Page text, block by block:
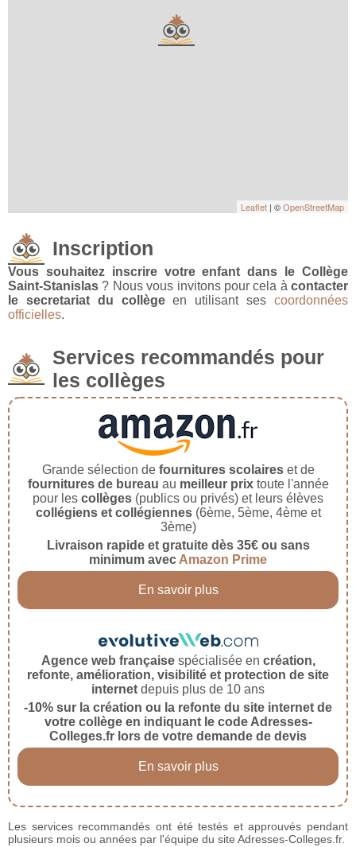
Leaflet | ©OpenStreetMap
Inscription
Vous souhaitez inscrire votre enfant dans le Collège
Saint-Stanislas ? Nous vous invitons pour cela à contacter
le secretariat du collègeen utilisant sescoordonnées
officielles.
Services recommandés pour
les collèges
Grande sélection de fournitures scolaireset de
fournitures de bureau au meilleur prixtoute l'année
pour les collèges (publics ou privés) et leurs élèves
collégiens et collégiennes(6ème, 5ème, 4ème et
3ème)
Livraison rapide et gratuite dès 35€ ou sans
minimum avec Amazon Prime
En savoir plus
Agence web françaisespécialisée en création,
refonte, amélioration, visibilité et protection de site
internet depuis plus de 10 ans
-10% sur la création ou la refonte du site internet de
votre collège en indiquant le code Adresses-
Colleges.fr lors de votre demande de devis
En savoir plus
Les services recommandés ont été testés et approuvés pendant
plusieurs mois ou années par l'équipe du site Adresses-Colleges.fr.